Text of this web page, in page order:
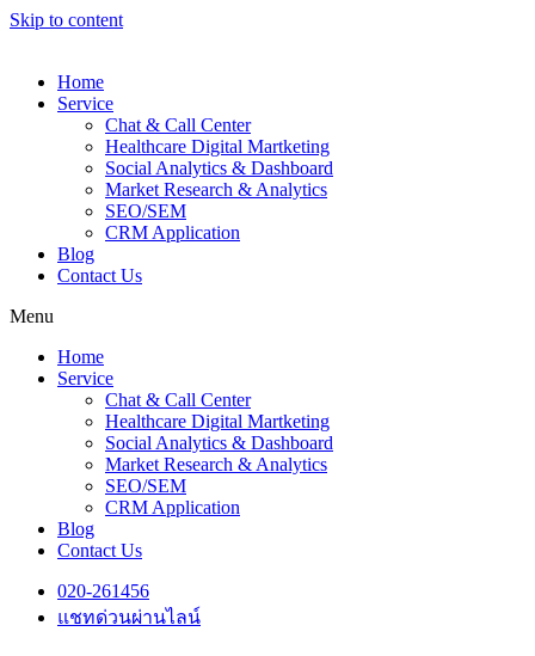
Skip to content
Home
Service
Chat & Call Center
Healthcare Digital Martketing
Social Analytics & Dashboard
Market Research & Analytics
SEO/SEM
CRM Application
Blog
Contact Us
Menu
Home
Service
Chat & Call Center
Healthcare Digital Martketing
Social Analytics & Dashboard
Market Research & Analytics
SEO/SEM
CRM Application
Blog
Contact Us
020-261456
แชทด่วนผ่านไลน์